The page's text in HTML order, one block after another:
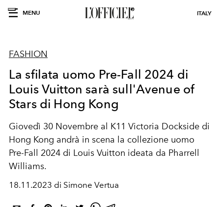
MENU ITALY
FASHION
La sfilata uomo Pre-Fall 2024 di
Louis Vuitton sarà sull'Avenue of
Stars di Hong Kong
Giovedì 30 Novembre al K11 Victoria Dockside di
Hong Kong andrà in scena la collezione uomo
Pre-Fall 2024 di Louis Vuitton ideata da Pharrell
Williams.
18.11.2023 di Simone Vertua